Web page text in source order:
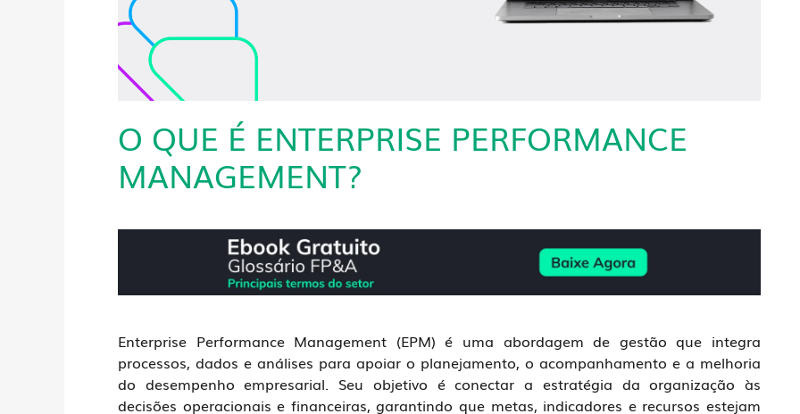
O QUE É ENTERPRISE PERFORMANCE
MANAGEMENT?
Enterprise Performance Management (EPM) é uma abordagem de gestão que integra
processos, dados e análises para apoiar o planejamento, o acompanhamento e a melhoria
do desempenho empresarial. Seu objetivo é conectar a estratégia da organização às
decisões operacionais e financeiras, garantindo que metas, indicadores e recursos estejam